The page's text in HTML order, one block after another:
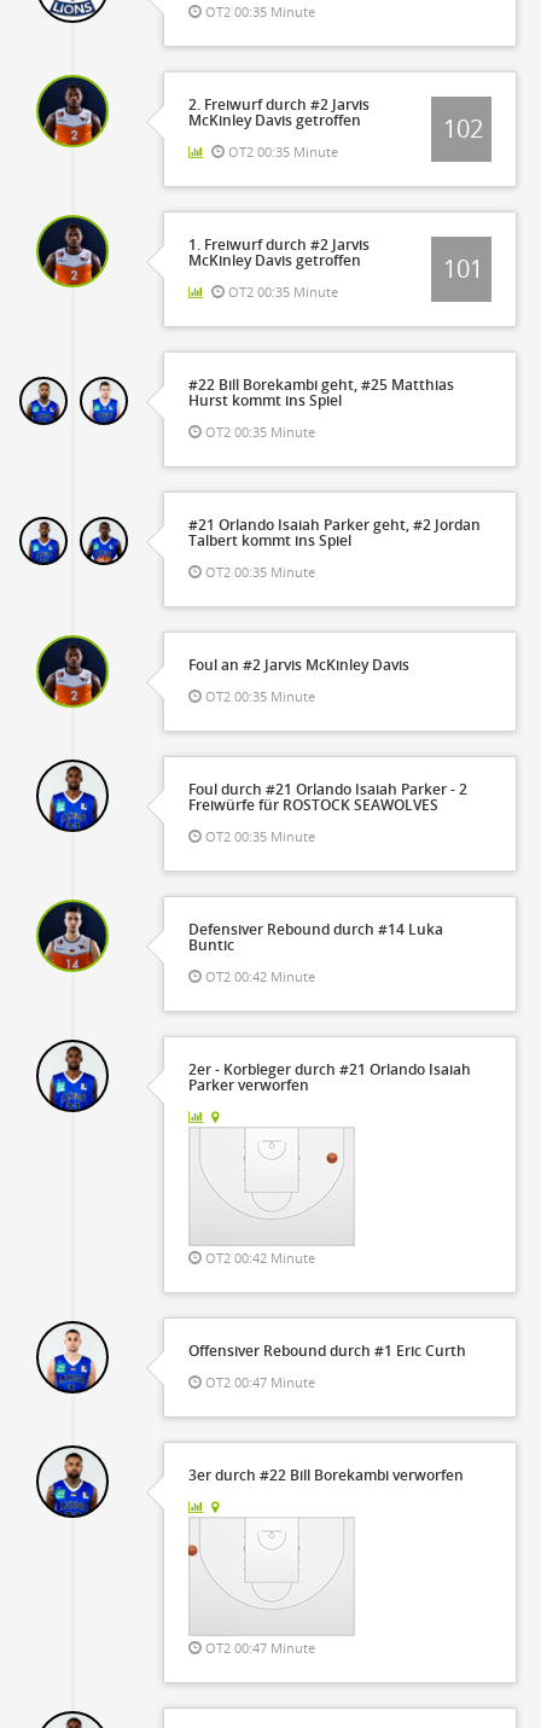
OT2 00:35 Minute
2. Freiwurf durch #2 Jarvis
McKinley Davis getroffen
OT2 00:35 Minute
102
1. Freiwurf durch #2 Jarvis
McKinley Davis getroffen
OT2 00:35 Minute
101
#22 Bill Borekambi geht, #25 Matthias
Hurst kommt ins Spiel
OT2 00:35 Minute
#21 Orlando Isaiah Parker geht, #2 Jordan
Talbert kommt ins Spiel
OT2 00:35 Minute
Foul an #2 Jarvis McKinley Davis
OT2 00:35 Minute
Foul durch #21 Orlando Isaiah Parker - 2
Freiwürfe für ROSTOCK SEAWOLVES
OT2 00:35 Minute
Defensiver Rebound durch #14 Luka
Buntic
OT2 00:42 Minute
2er - Korbleger durch #21 Orlando Isaiah
Parker verworfen
OT2 00:42 Minute
Offensiver Rebound durch #1 Eric Curth
OT2 00:47 Minute
3er durch #22 Bill Borekambi verworfen
OT2 00:47 Minute